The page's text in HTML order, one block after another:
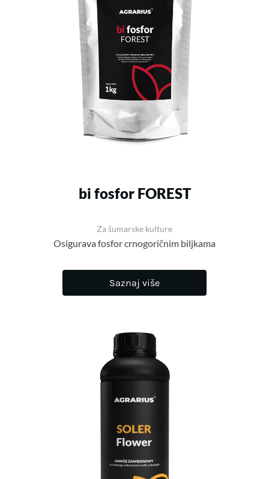
bi fosfor FOREST
Za šumarske kulture
Osigurava fosfor crnogoričnim biljkama
Saznaj više